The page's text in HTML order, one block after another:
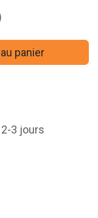
panier
3 jours